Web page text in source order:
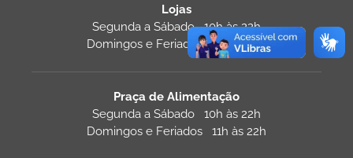
Lojas
Segunda a Sábado 10h às 22h
Domingos e Feriados 13h às 21h
Praça de Alimentação
Segunda a Sábado 10h às 22h
Domingos e Feriados 11h às 22h